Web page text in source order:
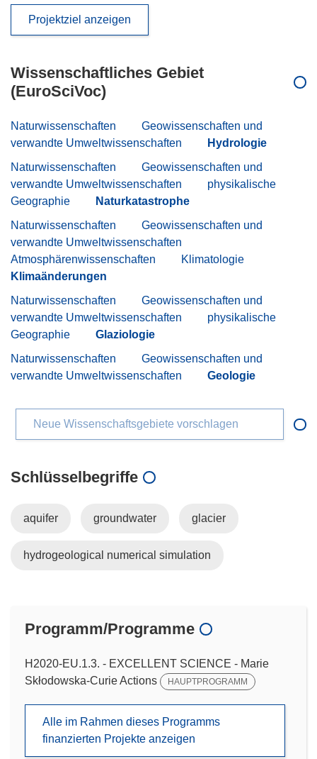
Projektziel anzeigen
Wissenschaftliches Gebiet
(EuroSciVoc)
Naturwissenschaften
Geowissenschaften und
verwandte Umweltwissenschaften
Hydrologie
Naturwissenschaften
Geowissenschaften und
verwandte Umweltwissenschaften
physikalische
Geographie
Naturkatastrophe
Naturwissenschaften
Geowissenschaften und
verwandte Umweltwissenschaften
Atmosphärenwissenschaften
Klimatologie
Klimaänderungen
Naturwissenschaften
Geowissenschaften und
verwandte Umweltwissenschaften
physikalische
Geographie
Glaziologie
Naturwissenschaften
Geowissenschaften und
verwandte Umweltwissenschaften
Geologie
Neue Wissenschaftsgebiete vorschlagen
Schlüsselbegriffe
aquifer groundwater glacier
hydrogeological numerical simulation
Programm/Programme
H2020-EU.1.3. - EXCELLENT SCIENCE - Marie
Skłodowska-Curie Actions
HAUPTPROGRAMM
Alle im Rahmen dieses Programms
finanzierten Projekte anzeigen